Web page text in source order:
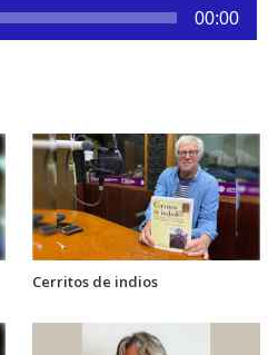
00:00
Cerritos de indios